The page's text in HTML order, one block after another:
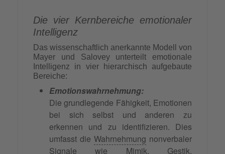
Die vier Kernbereiche emotionaler
Intelligenz
Das wissenschaftlich anerkannte Modell von
Mayer und Salovey unterteilt emotionale
Intelligenz in vier hierarchisch aufgebaute
Bereiche:
Emotionswahrnehmung:
Die grundlegende Fähigkeit, Emotionen
bei sich selbst und anderen zu
erkennen und zu identifizieren. Dies
umfasst die Wahrnehmung nonverbaler
Signale wie Mimik, Gestik,